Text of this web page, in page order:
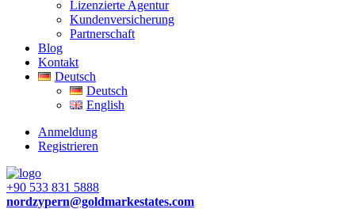
Lizenzierte Agentur
Kundenversicherung
Partnerschaft
Blog
Kontakt
Deutsch
Deutsch
English
Anmeldung
Registrieren
+90 533 831 5888
nordzypern@goldmarkestates.com